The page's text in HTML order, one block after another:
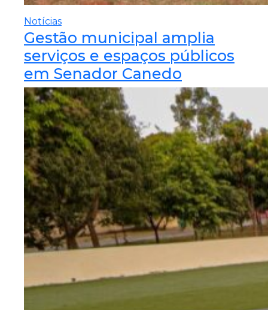
Notícias
Gestão municipal amplia
serviços e espaços públicos
em Senador Canedo